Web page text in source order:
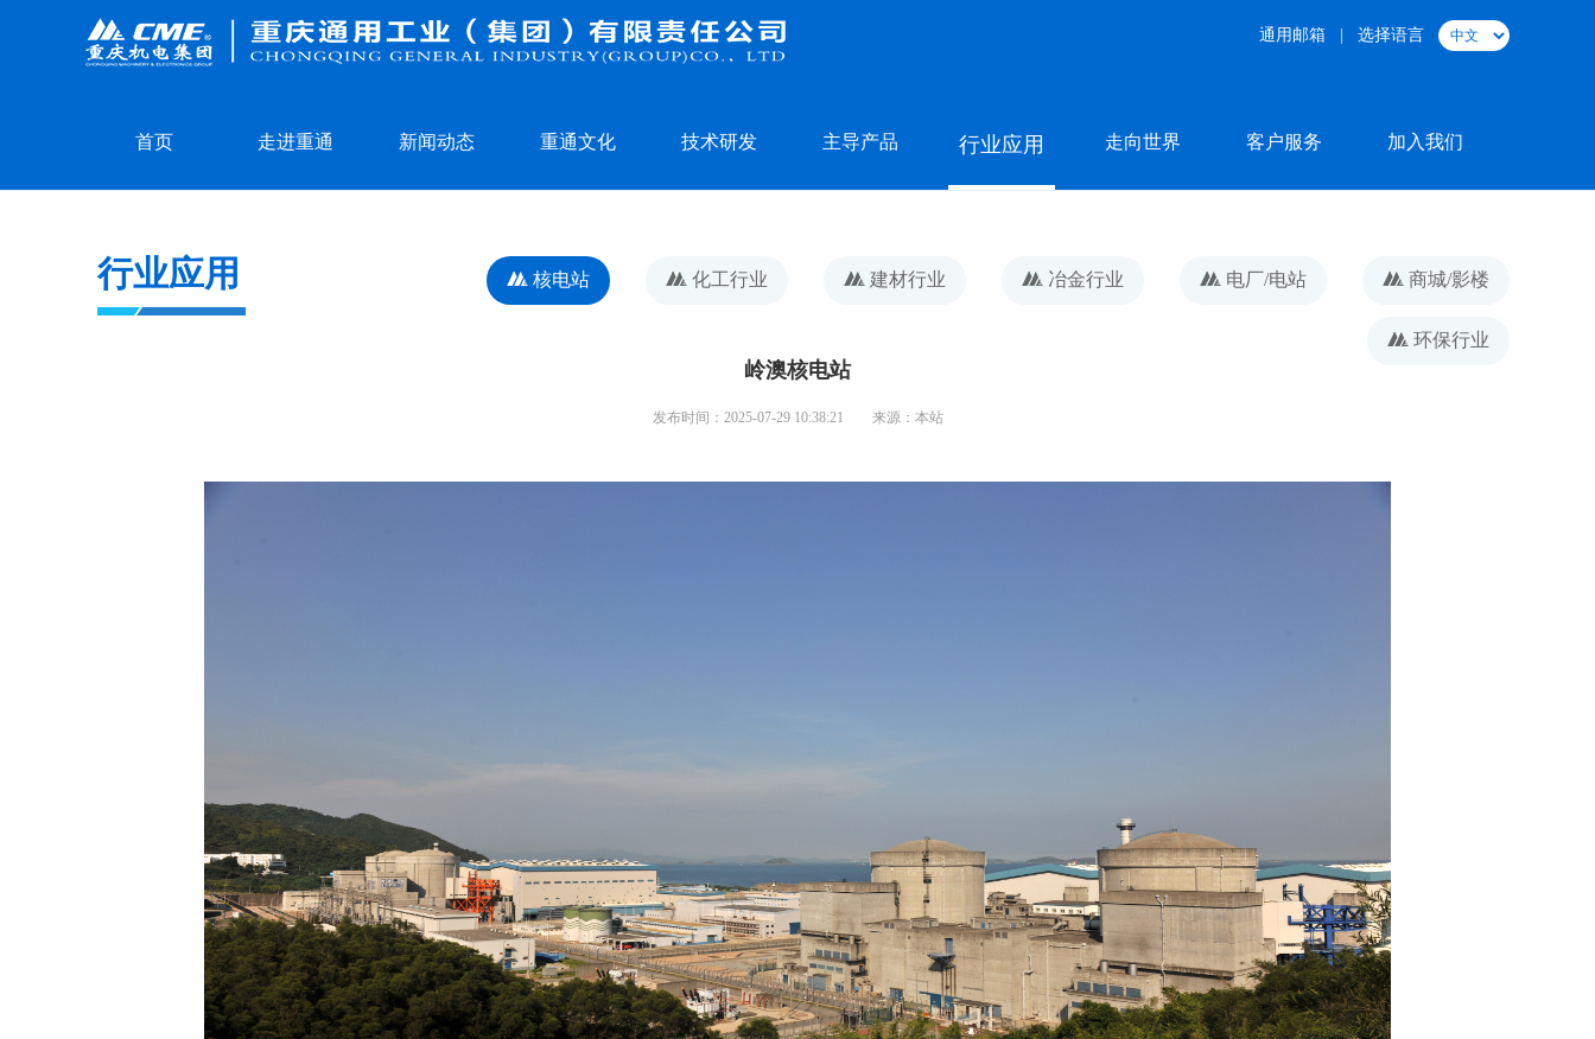
通用邮箱 | 选择语言
首页 走进重通 新闻动态 重通文化 技术研发 主导产品 行业应用 走向世界 客户服务 加入我们
行业应用 核电站 化工行业 建材行业 冶金行业 电厂/电站 商城/影楼
环保行业
岭澳核电站
发布时间：2025-07-29 10:38:21 来源：本站